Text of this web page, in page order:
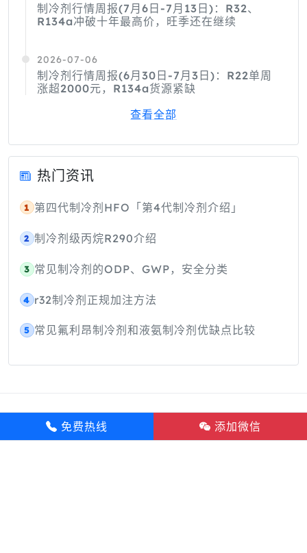
制冷剂行情周报(7月6日-7月13日)：R32、
R134a冲破十年最高价，旺季还在继续
2026-07-06
制冷剂行情周报(6月30日-7月3日)：R22单周
涨超2000元，R134a货源紧缺
查看全部
热门资讯
1 第四代制冷剂HFO「第4代制冷剂介绍」
2 制冷剂级丙烷R290介绍
3 常见制冷剂的ODP、GWP，安全分类
4 r32制冷剂正规加注方法
5 常见氟利昂制冷剂和液氨制冷剂优缺点比较
制冷剂 关于我们
免费热线 添加微信